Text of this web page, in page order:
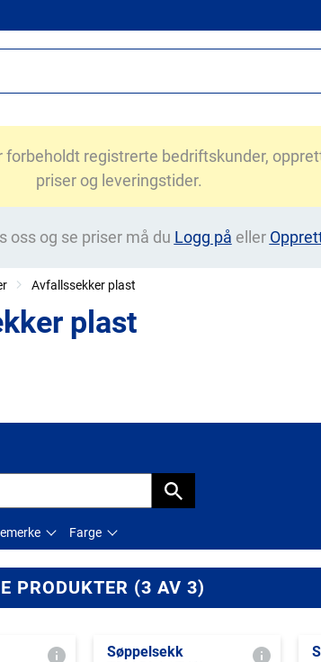
registrerte bedriftskunder,
priser og leveringstider.
oss og se priser må du Logg på eller
Avfallssekker plast
plast
Farge
PRODUKTER (3 AV 3)
Søppelsekk